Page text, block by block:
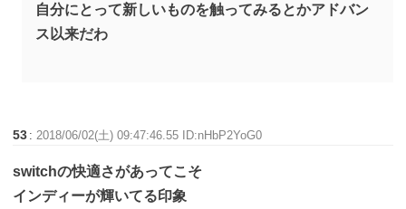
自分にとって新しいものを触ってみるとかアドバン
ス以来だわ
53 :2018/06/02(土) 09:47:46.55 ID:nHbP2YoG0
switchの快適さがあってこそ
インディーが輝いてる印象